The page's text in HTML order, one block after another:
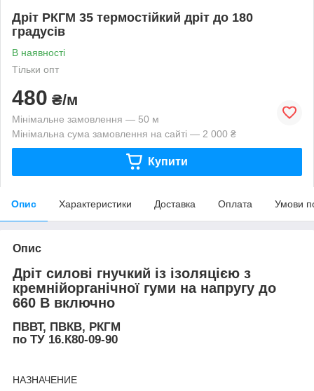
Дріт РКГМ 35 термостійкий дріт до 180
градусів
В наявності
Тільки опт
480 ₴/м
Мінімальне замовлення — 50 м
Мінімальна сума замовлення на сайті — 2 000 ₴
Купити
Опис Характеристики Доставка Оплата Умови
Опис
Дріт силові гнучкий із ізоляцією з
кремнійорганічної гуми на напругу до
660 В включно
ПВВТ, ПВКВ, РКГМ
по ТУ 16.К80-09-90
НАЗНАЧЕНИЕ